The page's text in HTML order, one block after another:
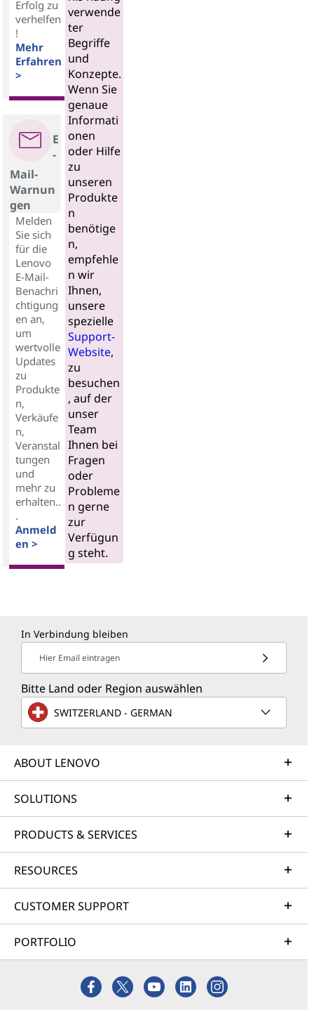
Erfolg zu
verhelfen
!
Mehr
Erfahren
>
E
-
Mail-
Warnun
gen
Melden
Sie sich
für die
Lenovo
E-Mail-
Benachri
chtigung
en an,
um
wertvolle
Updates
zu
Produkte
n,
Verkäufe
n,
Veranstal
tungen
und
mehr zu
erhalten..
.
Anmeld
en >
verwende
ter
Begriffe
und
Konzepte.
Wenn Sie
genaue
Informati
onen
oder Hilfe
zu
unseren
Produkte
n
benötige
n,
empfehle
n wir
Ihnen,
unsere
spezielle
Support-
Website,
zu
besuchen
, auf der
unser
Team
Ihnen bei
Fragen
oder
Probleme
n gerne
zur
Verfügun
g steht.
In Verbindung bleiben
Hier Email eintragen
Bitte Land oder Region auswählen
SWITZERLAND - GERMAN
ABOUT LENOVO
SOLUTIONS
PRODUCTS & SERVICES
RESOURCES
CUSTOMER SUPPORT
PORTFOLIO